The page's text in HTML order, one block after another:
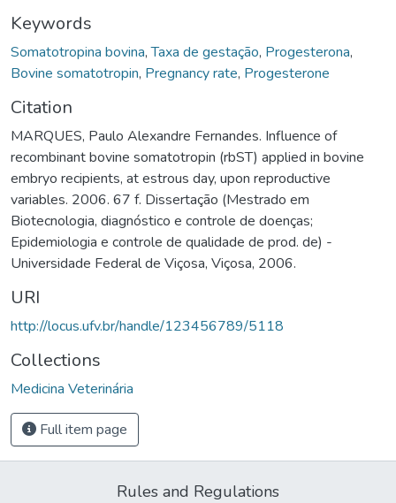
Keywords
Somatotropina bovina,Taxa de gestação, Progesterona,
Bovine somatotropin, Pregnancy rate, Progesterone
Citation
MARQUES, Paulo Alexandre Fernandes. Influence of
recombinant bovine somatotropin (rbST) applied in bovine
embryo recipients, at estrous day, upon reproductive
variables. 2006. 67 f. Dissertação (Mestrado em
Biotecnologia, diagnóstico e controle de doenças;
Epidemiologia e controle de qualidade de prod. de) -
Universidade Federal de Viçosa, Viçosa, 2006.
URI
http://locus.ufv.br/handle/123456789/5118
Collections
Medicina Veterinária
Full item page
Rules and Regulations